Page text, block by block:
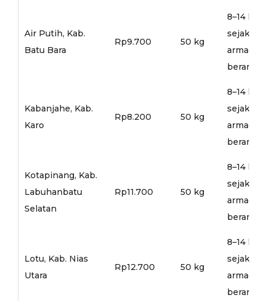
Air Putih, Kab.
Batu Bara
Rp9.700 50 kg
8–14 hari
sejak
armada
Kabanjahe, Kab.
Karo
Rp8.200 50 kg
8–14 hari
sejak
armada
Kotapinang, Kab.
Labuhanbatu
Selatan
Rp11.700 50 kg
8–14 hari
sejak
armada
Lotu, Kab. Nias
Utara
Rp12.700 50 kg
8–14 hari
sejak
armada